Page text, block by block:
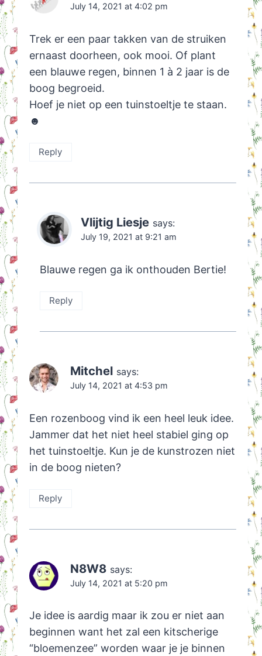
July 14, 2021 at 4:02 pm
Trek er een paar takken van de struiken
ernaast doorheen, ook mooi. Of plant
een blauwe regen, binnen 1 à 2 jaar is de
boog begroeid.
Hoef je niet op een tuinstoeltje te staan.
☻
Reply
Vlijtig Liesje says:
July 19, 2021 at 9:21 am
Blauwe regen ga ik onthouden Bertie!
Reply
Mitchel says:
July 14, 2021 at 4:53 pm
Een rozenboog vind ik een heel leuk idee.
Jammer dat het niet heel stabiel ging op
het tuinstoeltje. Kun je de kunstrozen niet
in de boog nieten?
Reply
N8W8 says:
July 14, 2021 at 5:20 pm
Je idee is aardig maar ik zou er niet aan
beginnen want het zal een kitscherige
“bloemenzee” worden waar je je binnen